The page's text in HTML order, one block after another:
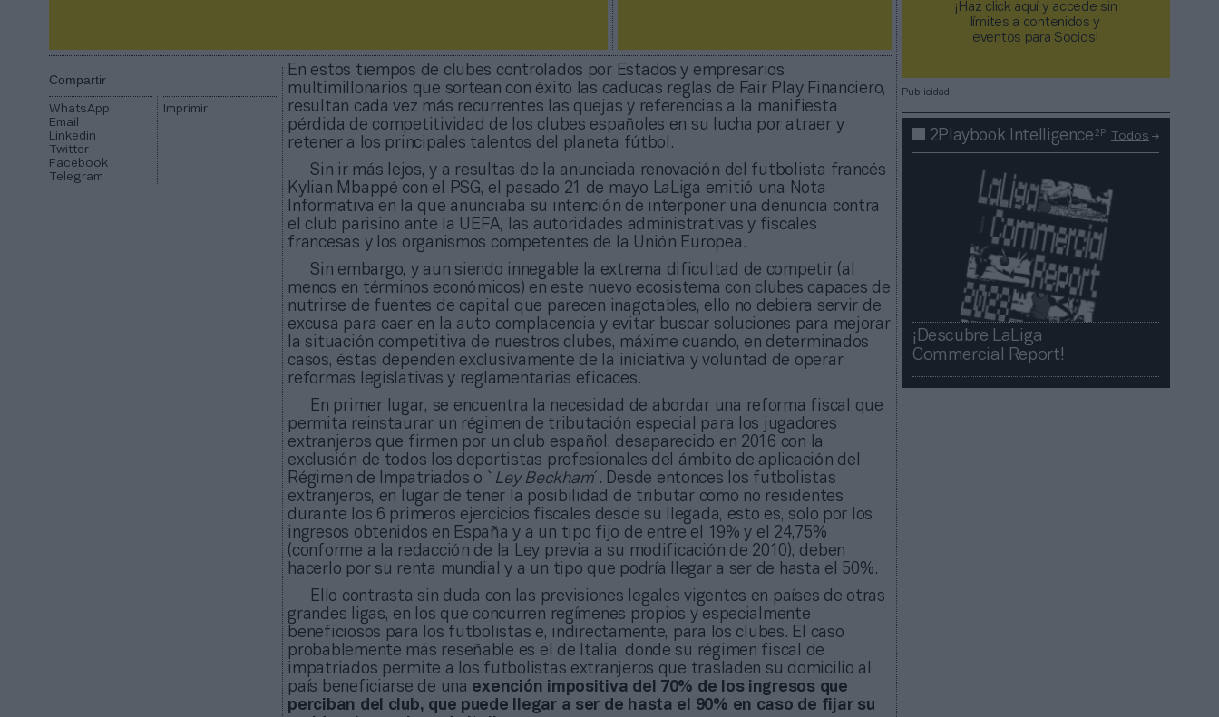
Compartir
WhatsApp
Email
Linkedin
Twitter
Facebook
Telegram
Imprimir
En estos tiempos de clubes controlados por Estados y empresarios
multimillonarios que sortean con éxito las caducas reglas de Fair Play Financiero,
resultan cada vez más recurrentes las quejas y referencias a la manifiesta
pérdida de competitividad de los clubes españoles en su lucha por atraer y
retener a los principales talentos del planeta fútbol.
Sin ir más lejos, y a resultas de la anunciada renovación del futbolista francés
Kylian Mbappé con el PSG, el pasado 21 de mayo LaLiga emitió una Nota
Informativa en la que anunciaba su intención de interponer una denuncia contra
el club parisino ante la UEFA, las autoridades administrativas y fiscales
francesas y los organismos competentes de la Unión Europea.
Sin embargo, y aun siendo innegable la extrema dificultad de competir (al
menos en términos económicos) en este nuevo ecosistema con clubes capaces de
nutrirse de fuentes de capital que parecen inagotables, ello no debiera servir de
excusa para caer en la auto complacencia y evitar buscar soluciones para mejorar
la situación competitiva de nuestros clubes, máxime cuando, en determinados
casos, éstas dependen exclusivamente de la iniciativa y voluntad de operar
reformas legislativas y reglamentarias eficaces.
En primer lugar, se encuentra la necesidad de abordar una reforma fiscal que
permita reinstaurar un régimen de tributación especial para los jugadores
extranjeros que firmen por un club español, desaparecido en 2016 con la
exclusión de todos los deportistas profesionales del ámbito de aplicación del
Régimen de Impatriados o `
Ley Beckham´. Desde entonces los futbolistas
extranjeros, en lugar de tener la posibilidad de tributar como no residentes
durante los 6 primeros ejercicios fiscales desde su llegada, esto es, solo por los
ingresos obtenidos en España y a un tipo fijo de entre el 19% y el 24,75%
(conforme a la redacción de la Ley previa a su modificación de 2010), deben
hacerlo por su renta mundial y a un tipo que podría llegar a ser de hasta el 50%.
Ello contrasta sin duda con las previsiones legales vigentes en países de otras
grandes ligas, en los que concurren regímenes propios y especialmente
beneficiosos para los futbolistas e, indirectamente, para los clubes. El caso
probablemente más reseñable es el de Italia, donde su régimen fiscal de
impatriados permite a los futbolistas extranjeros que trasladen su domicilio al
país beneficiarse de una exención impositiva del 70% de los ingresos que
perciban del club, que puede llegar a ser de hasta el 90% en caso de fijar su
¡Haz click aquí y accede sin
límites a contenidos y
eventos para Socios!​​​​​​​
Publicidad
2Playbook Intelligence2P Todos
¡Descubre LaLiga
Commercial Report!​​